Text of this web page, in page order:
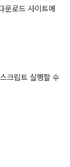
로드 사이트에
크립트 실행할 수